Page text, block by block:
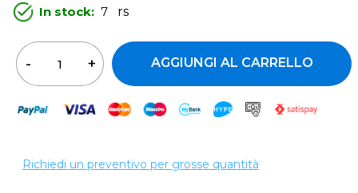
In stock: 7 rs
AGGIUNGI AL CARRELLO
Richiedi un preventivo per grosse quantità